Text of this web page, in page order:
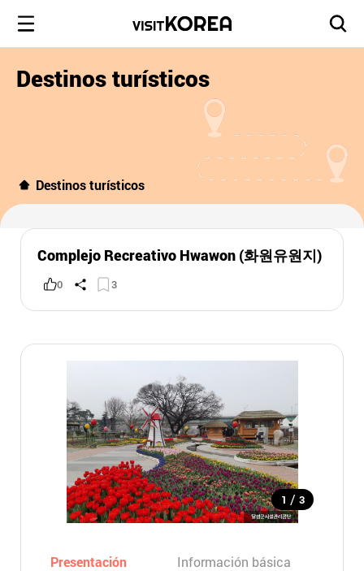
Destinos turísticos
Destinos turísticos
Complejo Recreativo Hwawon (화원유원지)
0 3
1 / 3
Presentación Información básica